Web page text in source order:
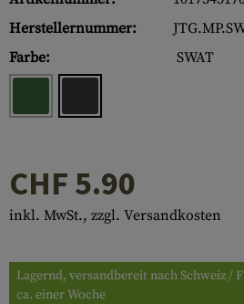
Herstellernummer:
Farbe:
SWAT
CHF 5.90
inkl. MwSt., zzgl. Versandkosten
Lagernd, versandbereit nach Schweiz /
ca. einer Woche